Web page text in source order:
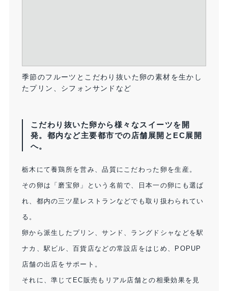
季節のフルーツとこだわり抜いた卵の素材を生かし
たプリン、シフォンサンドなど
こだわり抜いた卵から様々なスイーツを開
発。都内など主要都市での店舗展開とEC展開
へ。
栃木にて養鶏所を営み、品質にこだわった卵を生産。
その卵は「磨宝卵」という名前で、日本一の卵にも選ば
れ、都内の三ツ星レストランなどでも取り扱わられてい
る。
卵から派生したプリン、サンド、ラングドシャなどを駅
ナカ、駅ビル、百貨店などの常設店をはじめ、POPUP
店舗の出店をサポート。
それに、準じてEC販売もリアル店舗との相乗効果を見